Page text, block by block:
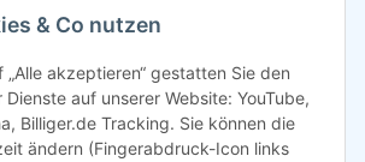
& Co nutzen
„Alle akzeptieren“ gestatten Sie den
auf unserer Website: YouTube,
Billiger.de Tracking. Sie können die
ändern (Fingerabdruck-Icon links